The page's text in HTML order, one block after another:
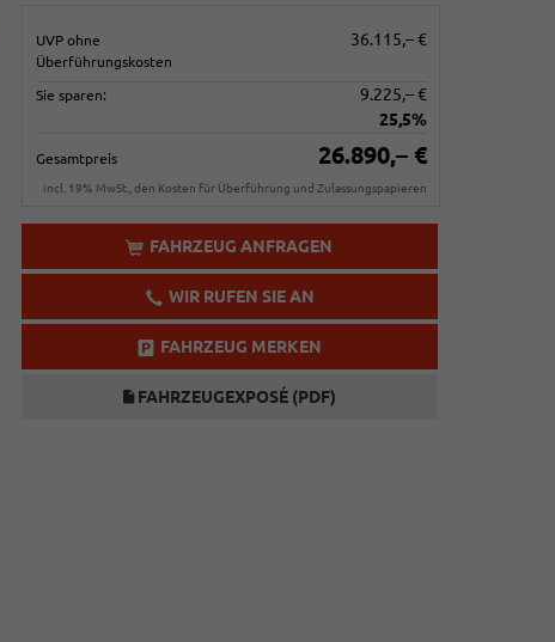
UVP ohne
Überführungskosten
36.115,– €
Sie sparen:
9.225,– €
25,5%
Gesamtpreis 26.890,– €
incl. 19% MwSt., den Kosten für Überführung und Zulassungspapieren
FAHRZEUG ANFRAGEN
WIR RUFEN SIE AN
FAHRZEUG MERKEN
FAHRZEUGEXPOSÉ (PDF)